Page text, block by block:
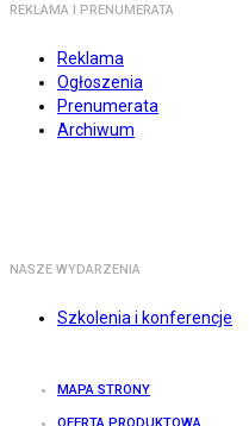
REKLAMA I PRENUMERATA
Reklama
Ogłoszenia
Prenumerata
Archiwum
NASZE WYDARZENIA
Szkolenia i konferencje
MAPA STRONY